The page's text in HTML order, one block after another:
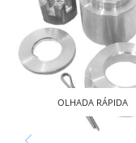
OLHADA RÁPIDA